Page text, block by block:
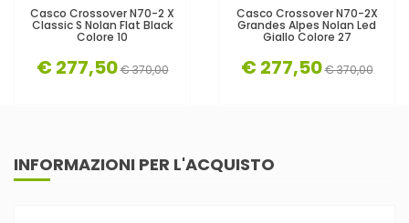
Casco Crossover N70-2 X
Classic S Nolan Flat Black
Colore 10
€ 277,50€ 370,00
Casco Crossover N70-2X
Grandes Alpes Nolan Led
Giallo Colore 27
€ 277,50€ 370,00
INFORMAZIONI PER L'ACQUISTO